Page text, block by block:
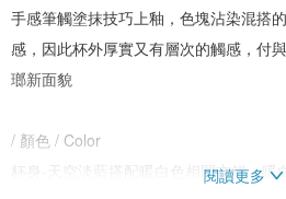
手感筆觸塗抹技巧上釉，色塊沾染混搭
感，因此杯外厚實又有層次的觸感，付
瑯新面貌
/ 顏色 / Color
杯身-天空淡藍搭配暖白色相間交錯，暖
閱讀更多